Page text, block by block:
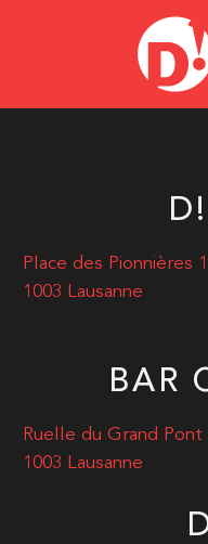
Place des Pionnières 1
1003 Lausanne
BAR
Ruelle du Grand Pont
1003 Lausanne